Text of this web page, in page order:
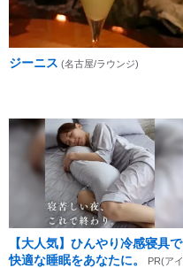
ジーニス (名古屋/ラウンジ)
【大人気】ひんやり冷感寝具で
快適な睡眠をあなたに。
PR(アイ